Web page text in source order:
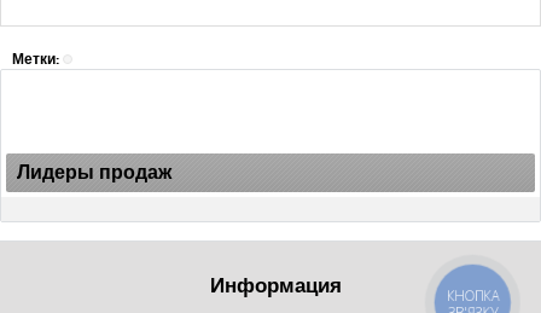
Метки:
Лидеры продаж
Информация
КНОПКА